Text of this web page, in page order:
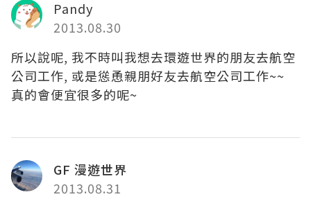
Pandy
2013.08.30
所以說呢, 我不時叫我想去環遊世界的朋友去航空
公司工作, 或是慫恿親朋好友去航空公司工作~~
真的會便宜很多的呢~
GF 漫遊世界
2013.08.31